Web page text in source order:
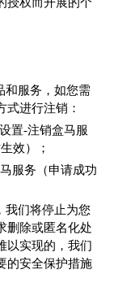
和服务，如您需
进行注销：
置-注销盒马服
效）；
服务（申请成功
我们将停止为您
删除或匿名化处
以实现的，我们
的安全保护措施